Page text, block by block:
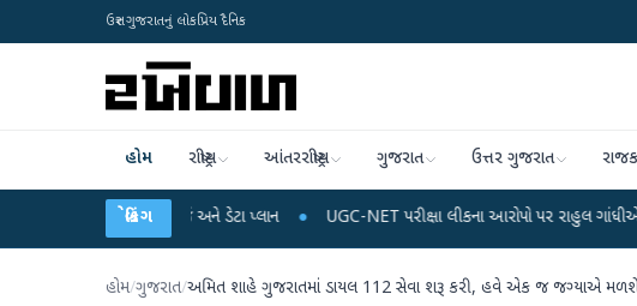
ઉત્તર ગુજરાતનું લોકપ્રિય દૈનિક
હોમ રાષ્ટ્રીય આંતરરાષ્ટ્રીય ગુજરાત ઉત્તર ગુજરાત
બ્રેકિંગ
રિચાર્જ અને ડેટા પ્લાન ● UGC-NET પરીક્ષા લીકના આરોપો પર રાહુલ ગાંધીએ કેન્દ્ર પર પ્રહાર
હોમ/ગુજરાત/અમિત શાહે ગુજરાતમાં ડાયલ 112 સેવા શરૂ કરી, હવે એક જ જગ્યાએ